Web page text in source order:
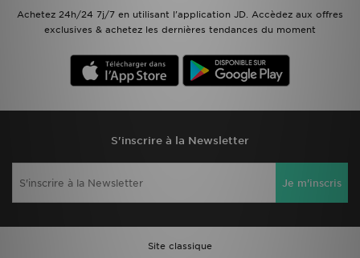
Achetez 24h/24 7j/7 en utilisant l'application JD. Accèdez aux offres
exclusives & achetez les dernières tendances du moment
S'inscrire à la Newsletter
Je m'inscris
Site classique